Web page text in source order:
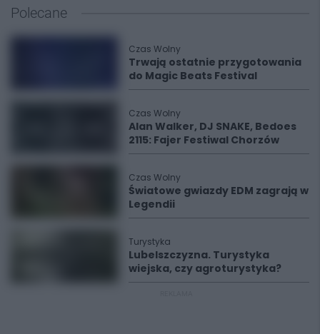
Polecane
Czas Wolny
Trwają ostatnie przygotowania
do Magic Beats Festival
Czas Wolny
Alan Walker, DJ SNAKE, Bedoes
2115: Fajer Festiwal Chorzów
Czas Wolny
Światowe gwiazdy EDM zagrają w
Legendii
Turystyka
Lubelszczyzna. Turystyka
wiejska, czy agroturystyka?